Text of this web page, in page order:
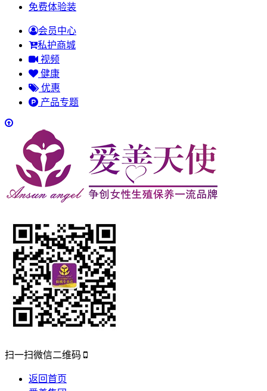
免费体验装
会员中心
私护商城
视频
健康
优惠
产品专题
扫一扫微信二维码
返回首页